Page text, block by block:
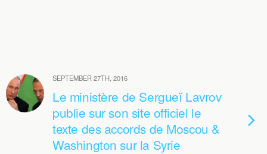
SEPTEMBER 27TH, 2016
Le ministère de Sergueï Lavrov
publie sur son site officiel le
texte des accords de Moscou &
Washington sur la Syrie